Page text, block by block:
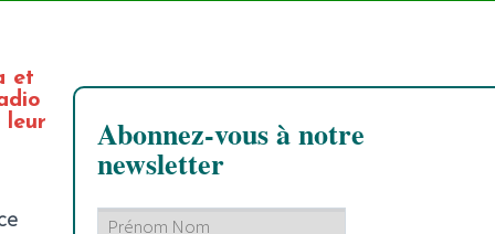
et
leur
Abonnez-vous à notre
newsletter